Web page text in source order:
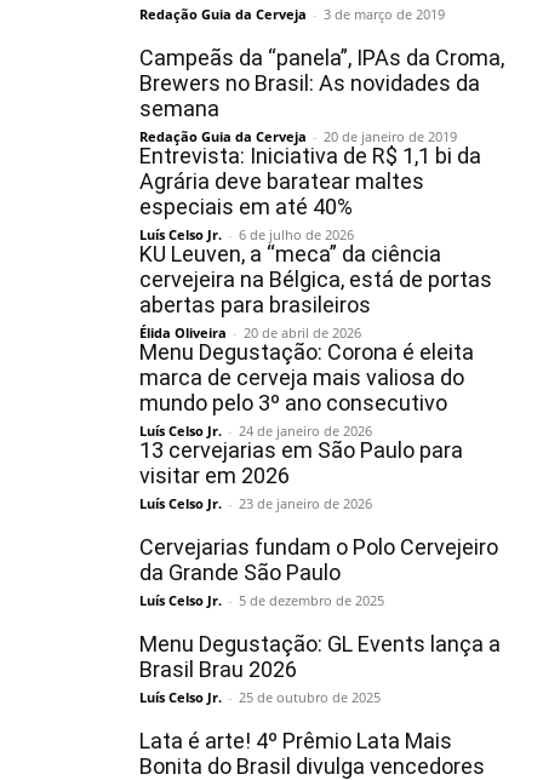
Redação Guia da Cerveja - 3 de março de 2019
Campeãs da “panela”, IPAs da Croma,
Brewers no Brasil: As novidades da
semana
Redação Guia da Cerveja - 20 de janeiro de 2019
Entrevista: Iniciativa de R$ 1,1 bi da
Agrária deve baratear maltes
especiais em até 40%
Luís Celso Jr. - 6 de julho de 2026
KU Leuven, a “meca” da ciência
cervejeira na Bélgica, está de portas
abertas para brasileiros
Élida Oliveira - 20 de abril de 2026
Menu Degustação: Corona é eleita
marca de cerveja mais valiosa do
mundo pelo 3º ano consecutivo
Luís Celso Jr. - 24 de janeiro de 2026
13 cervejarias em São Paulo para
visitar em 2026
Luís Celso Jr. - 23 de janeiro de 2026
Cervejarias fundam o Polo Cervejeiro
da Grande São Paulo
Luís Celso Jr. - 5 de dezembro de 2025
Menu Degustação: GL Events lança a
Brasil Brau 2026
Luís Celso Jr. - 25 de outubro de 2025
Lata é arte! 4º Prêmio Lata Mais
Bonita do Brasil divulga vencedores